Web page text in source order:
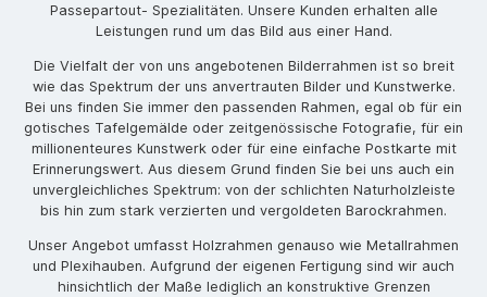
Passepartout- Spezialitäten. Unsere Kunden erhalten alle
Leistungen rund um das Bild aus einer Hand.
Die Vielfalt der von uns angebotenen Bilderrahmen ist so breit
wie das Spektrum der uns anvertrauten Bilder und Kunstwerke.
Bei uns finden Sie immer den passenden Rahmen, egal ob für ein
gotisches Tafelgemälde oder zeitgenössische Fotografie, für ein
millionenteures Kunstwerk oder für eine einfache Postkarte mit
Erinnerungswert. Aus diesem Grund finden Sie bei uns auch ein
unvergleichliches Spektrum: von der schlichten Naturholzleiste
bis hin zum stark verzierten und vergoldeten Barockrahmen.
Unser Angebot umfasst Holzrahmen genauso wie Metallrahmen
und Plexihauben. Aufgrund der eigenen Fertigung sind wir auch
hinsichtlich der Maße lediglich an konstruktive Grenzen